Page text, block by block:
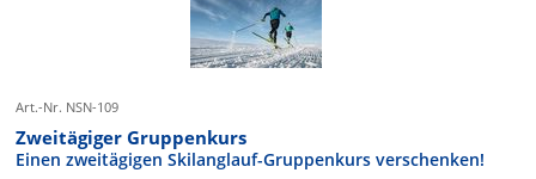
Art.-Nr. NSN-109
Zweitägiger Gruppenkurs
Einen zweitägigen Skilanglauf-Gruppenkurs verschenken!